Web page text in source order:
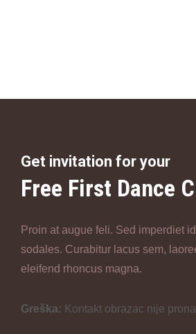
Get invitation for your
Free First Dance
Proin at augue feli. Sed imperdiet
sodales. Curabitur lacus sem,
eleifend rhoncus magna.
Greška: Kontakt obrazac nije